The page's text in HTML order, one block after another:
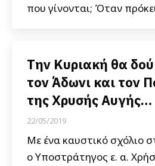
που γίνονται; Όταν
Την Κυριακή θα
τον Άδωνι και τον
της Χρυσής Αυγής…
22/05/2019
Με ένα καυστικό σχόλιο
ο Υποστράτηγος ε. α.